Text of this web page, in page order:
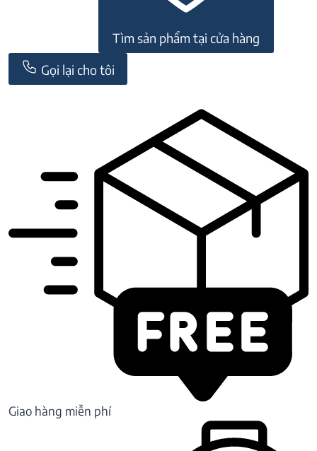
Tìm sản phẩm tại cửa hàng
Gọi lại cho tôi
Giao hàng miễn phí